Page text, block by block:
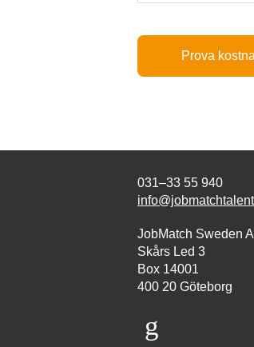
Prova
031–33 55 940
JobMatch Sweden
Skårs Led 3
Box 14001
400 20 Göteborg